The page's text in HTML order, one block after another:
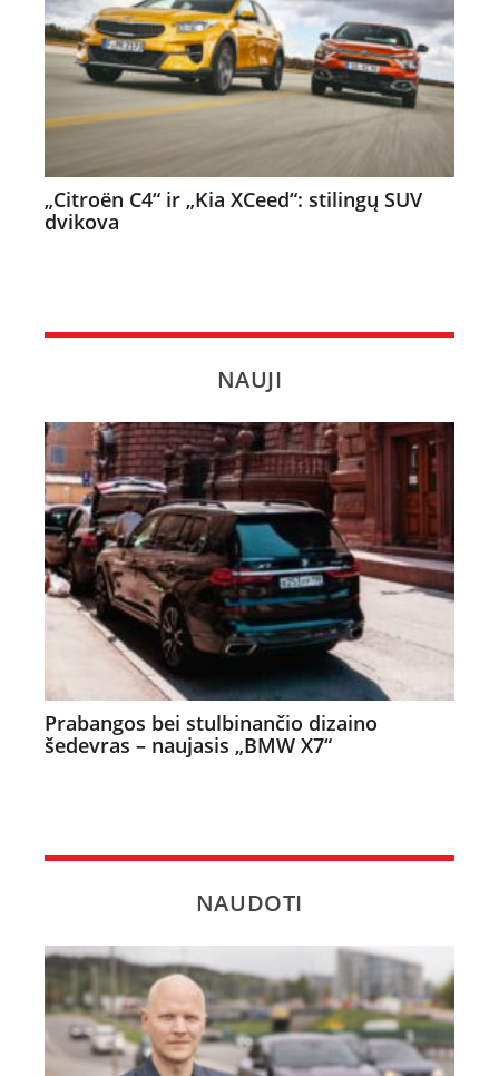
„Citroën C4“ ir „Kia XCeed“: stilingų SUV
dvikova
NAUJI
Prabangos bei stulbinančio dizaino
šedevras – naujasis „BMW X7“
NAUDOTI